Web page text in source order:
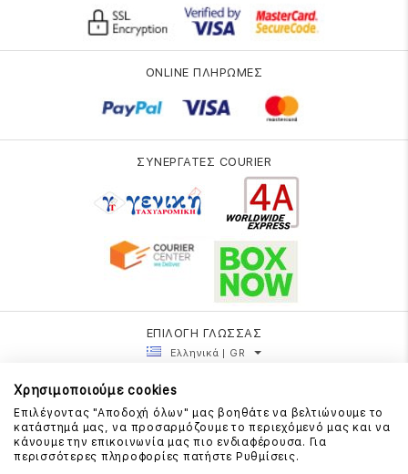
ONLINE ΠΛΗΡΩΜΕΣ
ΣΥΝΕΡΓΑΤΕΣ COURIER
ΕΠΙΛΟΓΗ ΓΛΩΣΣΑΣ
Ελληνικά | GR
Χρησιμοποιούμε cookies
Επιλέγοντας "Αποδοχή όλων" μας βοηθάτε να βελτιώνουμε το
κατάστημά μας, να προσαρμόζουμε το περιεχόμενό μας και να
κάνουμε την επικοινωνία μας πιο ενδιαφέρουσα. Για
περισσότερες πληροφορίες πατήστε Ρυθμίσεις.